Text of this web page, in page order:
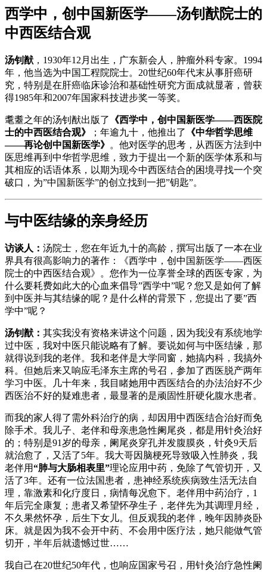
西学中，创中国新医学——汤钊猷院士的
中西医结合观
汤钊猷 ，1930年12月出生，广东新会人，肿瘤外科专家。1994
年，他当选为中国工程院院士。20世纪60年代末从事肝癌研
究，特别是在肝癌临床诊治和基础性研究方面成就显著，曾获
得1985年和2007年国家科技进步奖一等奖。
耄耋之年的汤钊猷出版了
《西学中，创中国新医学——西医院
士的中西医结合观》
；年逾九十，他推出了
《中华哲学思维
——再论创中国新医学》 。他对医学的思考，从西医方法到中
医思维再到中华哲学思维，致力于提出一个新的医学体系和与
其相应的话语体系，以期为现今中西医结合的困境寻找一个突
破口，为”中国新医学”的创立找到一把”钥匙”。
与中医结缘的亲身经历
访谈人： 汤院士，您在年近九十的高龄，撰写出版了一本在业
界具有很高影响力的著作：《西学中，创中国新医学——西医
院士的中西医结合观》。您作为一位享誉全球的西医专家，为
什么要耗费如此大的心血来倡导”西学中”呢？您又是如何了解
到中医并与其结缘的呢？是什么样的背景下，您提出了要”西
学中”呢？
汤钊猷： 其实我没有资格来讲这个问题，因为我没有系统地学
过中医，我对中医只能说略有了解。要说如何与中医结缘，那
就得说到我的老伴。我和老伴是大学同窗，她搞内科，我搞外
科。但她后来又响应毛泽东主席的号召，参加了西医脱产两年
学习中医。几十年来，我目睹她用中西医结合的办法治好不少
西医治不好的疑难患者，最显著的是顽固性肝硬化腹水患者。
而我的家人得了需外科治疗的病，却因用中西医结合治好而免
除手术。我儿子、老伴和母亲患急性阑尾炎，都是用针灸治好
的；特别是91岁的母亲，阑尾炎穿孔并发腹膜炎，针灸9天后
就治愈了，又活了5年。我大哥因脑梗死导致吸入性肺炎，我
老伴用“肺与大肠相表里”理论应用中药，免除了气管切开，又
活了3年。还有一位法国患者，患神经系统疾病致生活无法自
理，靠激素和化疗度日，病情每况愈下。老伴用中药治疗，1
年后完全康复；患者又希望怀孕生子，老伴先为其调理月经，
不久果然怀孕，后生下女儿。但反观我的老伴，晚年因肺炎卧
床。就是因为我不会开中药、不会用中医疗法，她只能做气管
切开，半年后就遗憾过世……
我自己在20世纪50年代，也响应国家号召，用针灸治疗急性阑